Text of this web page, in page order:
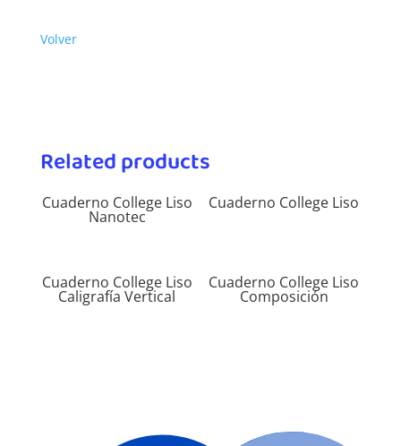
Volver
Related products
Cuaderno College Liso
Nanotec
Cuaderno College Liso
Cuaderno College Liso
Caligrafía Vertical
Cuaderno College Liso
Composición